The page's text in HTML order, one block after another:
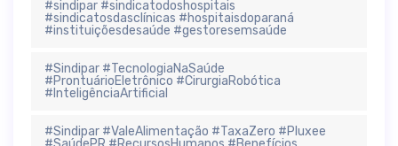
#sindipar #sindicatodoshospitais
#sindicatosdasclínicas #hospitaisdoparaná
#instituiçõesdesaúde #gestoresemsaúde
#Sindipar #TecnologiaNaSaúde
#ProntuárioEletrônico #CirurgiaRobótica
#InteligênciaArtificial
#Sindipar #ValeAlimentação #TaxaZero #Pluxee